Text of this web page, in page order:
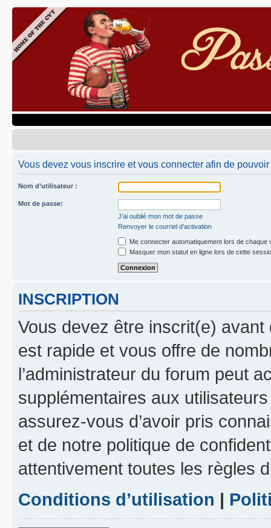
Vous devez vous inscrire et vous connecter afin de
Nom d’utilisateur :
Mot de passe:
J’ai oublié mon mot de passe
Renvoyer le courriel d’activation
Me connecter automatiquement lors de chaque
Masquer mon statut en ligne lors de cette
INSCRIPTION
Vous devez être inscrit(e) avant
est rapide et vous offre de
l’administrateur du forum peut
supplémentaires aux
assurez-vous d’avoir pris
et de notre politique de
attentivement toutes les règles
Conditions d’utilisation |